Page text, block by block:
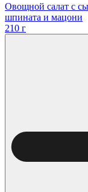
Овощной салат с
шпината и мацони
210 г